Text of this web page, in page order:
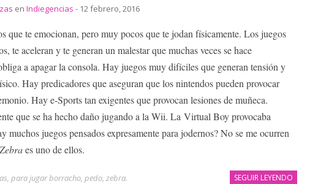
en Indiegencias - 12 febrero, 2016
que te emocionan, pero muy pocos que te jodan físicamente. Los juegos
te aceleran y te generan un malestar que muchas veces se hace
a apagar la consola. Hay juegos muy difíciles que generan tensión y
Hay predicadores que aseguran que los nintendos pueden provocar
Hay e-Sports tan exigentes que provocan lesiones de muñeca.
que se ha hecho daño jugando a la Wii. La Virtual Boy provocaba
muchos juegos pensados expresamente para jodernos? No se me ocurren
Zebraes uno de ellos.
SEGUIR LEYENDO
, para jugar borracho, pedo, zebra.